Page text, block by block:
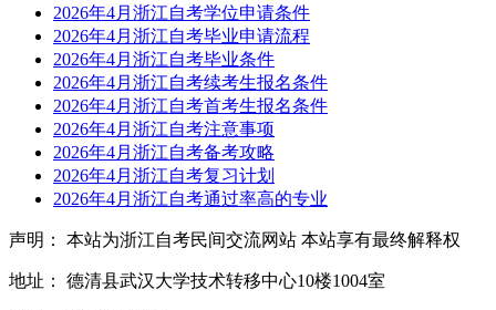
2026年4月浙江自考学位申请条件
2026年4月浙江自考毕业申请流程
2026年4月浙江自考毕业条件
2026年4月浙江自考续考生报名条件
2026年4月浙江自考首考生报名条件
2026年4月浙江自考注意事项
2026年4月浙江自考备考攻略
2026年4月浙江自考复习计划
2026年4月浙江自考通过率高的专业
声明： 本站为浙江自考民间交流网站 本站享有最终解释权
地址： 德清县武汉大学技术转移中心10楼1004室